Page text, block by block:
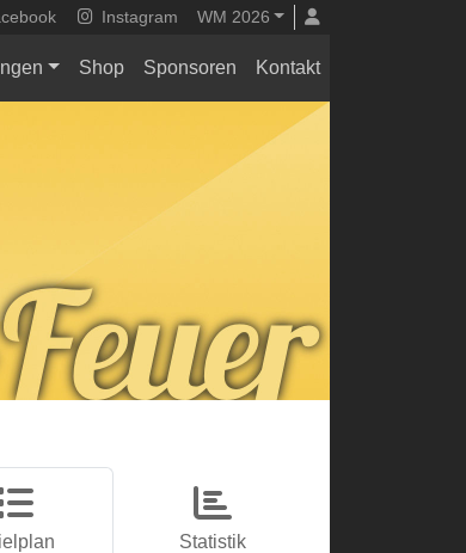
Instagram WM 2026
Shop Sponsoren Kontakt
Statistik